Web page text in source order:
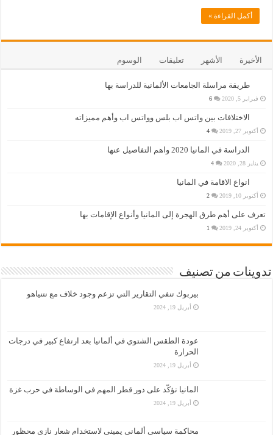
أكمل القراءة »
الأخيرة الأشهر تعليقات الوسوم
طريقة مراسلة الجامعات الألمانية للدراسة بها
فبراير 5, 2020 6
الاختلافات بين واتس اب بلس وواتس اب وأهم مميزاته
أكتوبر 27, 2019 4
الدراسة في المانيا 2020 واهم التفاصيل عنها
يناير 28, 2020 4
انواع الاقامة في المانيا
أكتوبر 10, 2019 2
تعرف على أهم طرق الهجرة إلى المانيا وأنواع الإقامات بها
أكتوبر 24, 2019 1
تدوينات من تصنيف
بيربوك تنفي التقارير التي تزعم وجود خلاف مع نتنياهو
أبريل 19, 2024
عودة الطقس الشتوي في ألمانيا بعد ارتفاع كبير في درجات
الحرارة
أبريل 19, 2024
المانيا تؤكّد على دور قطر المهم في الوساطة في حرب غزة
أبريل 19, 2024
محاكمة سياسي ألماني يميني لاستخدام شعار نازي محظور